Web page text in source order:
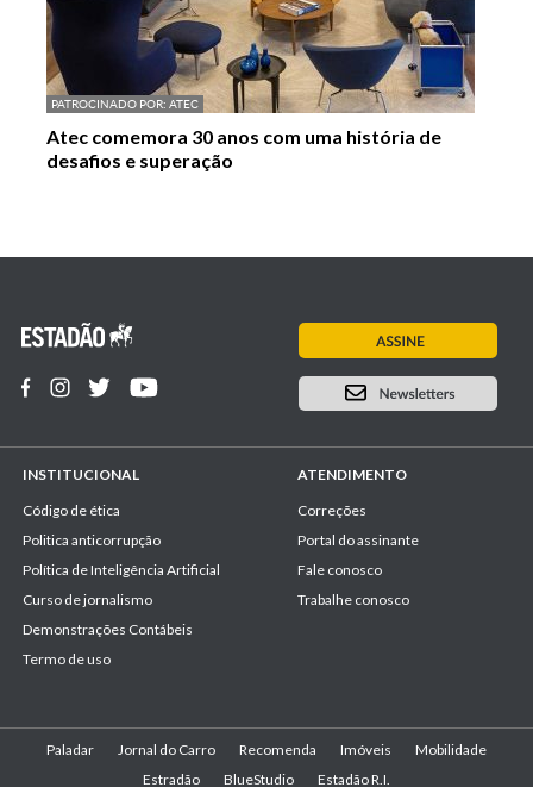
PATROCINADO POR: ATEC
Atec comemora 30 anos com uma história de
desafios e superação
INSTITUCIONAL
Código de ética
Politica anticorrupção
Política de Inteligência Artificial
Curso de jornalismo
Demonstrações Contábeis
Termo de uso
ATENDIMENTO
Correções
Portal do assinante
Fale conosco
Trabalhe conosco
Paladar Jornal do Carro Recomenda Imóveis
Mobilidade
Estradão
BlueStudio Estadão R.I.